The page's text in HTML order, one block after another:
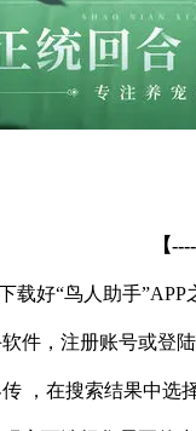
【
载好“鸟人助手”APP
件，注册账号或登
，在搜索结果中选